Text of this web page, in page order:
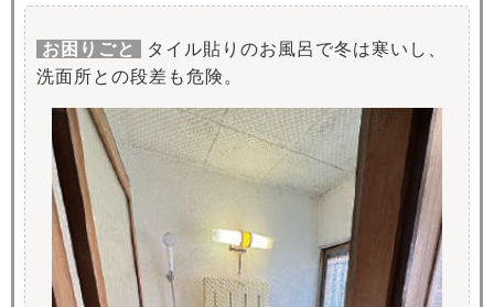
お困りごと
タイル貼りのお風呂で冬は寒いし、
洗面所との段差も危険。